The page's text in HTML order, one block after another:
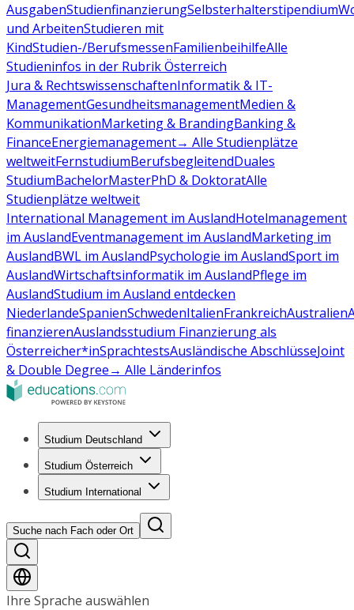
AusgabenStudienfinanzierungSelbsterhalterstipendium
und ArbeitenStudieren mit
KindStudien-/BerufsmessenFamilienbeihilfeAlle
Studieninfos in der Rubrik Österreich
Jura & RechtswissenschaftenInformatik & IT-
ManagementGesundheitsmanagementMedien &
KommunikationMarketing & BrandingBanking &
FinanceEnergiemanagement→ Alle Studienplätze
weltweitFernstudiumBerufsbegleitendDuales
StudiumBachelorMasterPhD & DoktoratAlle
Studienplätze weltweit
International Management im AuslandHotelmanagement
im AuslandEventmanagement im AuslandMarketing im
AuslandBWL im AuslandPsychologie im AuslandSport im
AuslandWirtschaftsinformatik im AuslandPflege im
AuslandStudium im Ausland entdecken
NiederlandeSpanienSchwedenItalienFrankreichAustralien
finanzierenAuslandsstudium Finanzierung als
Österreicher*inSprachtestsAusländische AbschlüsseJoint
& Double Degree→ Alle Länderinfos
Studium Deutschland
Studium Österreich
Studium International
Suche nach Fach oder Ort
Ihre Sprache auswählen